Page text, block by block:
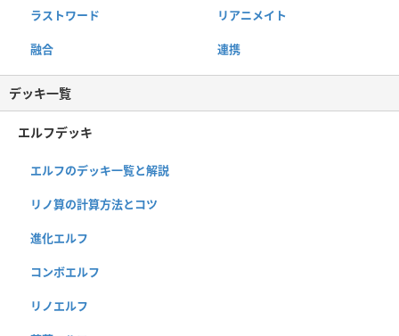
ラストワード リアニメイト
融合 連携
デッキ一覧
エルフデッキ
エルフのデッキ一覧と解説
リノ算の計算方法とコツ
進化エルフ
コンボエルフ
リノエルフ